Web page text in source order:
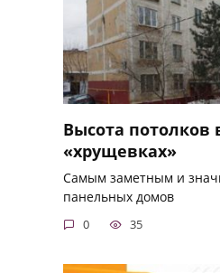
Высота потолков
«хрущевках»
Самым заметным и
панельных домов
0 35